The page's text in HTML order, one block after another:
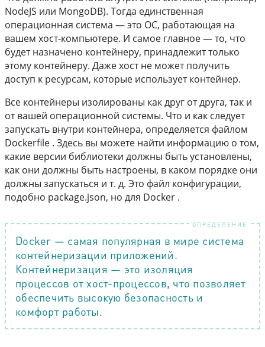
NodeJS или MongoDB). Тогда единственная
операционная система — это ОС, работающая на
вашем хост-компьютере. И самое главное — то, что
будет назначено контейнеру, принадлежит только
этому контейнеру. Даже хост не может получить
доступ к ресурсам, которые использует контейнер.
Все контейнеры изолированы как друг от друга, так и
от вашей операционной системы. Что и как следует
запускать внутри контейнера, определяется файлом
Dockerfile . Здесь вы можете найти информацию о том,
какие версии библиотеки должны быть установлены,
как они должны быть настроены, в каком порядке они
должны запускаться и т. д. Это файл конфигурации,
подобно package.json, но для Docker .
Docker — самая популярная в мире система
контейнеризации приложений.
Контейнеризация — это изоляция
процессов от хост-процессов, что позволяет
обеспечить высокую безопасность и
комфорт работы.